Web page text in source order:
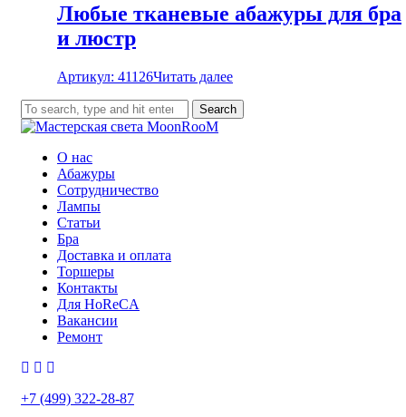
Любые тканевые абажуры для бра
и люстр
Артикул: 41126Читать далее
Search
О нас
Абажуры
Сотрудничество
Лампы
Статьи
Бра
Доставка и оплата
Торшеры
Контакты
Для HoReCA
Вакансии
Ремонт
+7 (499) 322-28-87